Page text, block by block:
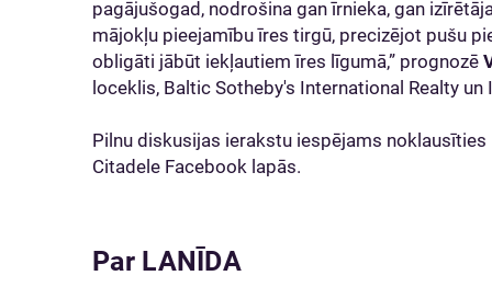
pagājušogad, nodrošina gan īrnieka, gan
mājokļu pieejamību īres tirgū, precizējot pušu
obligāti jābūt iekļautiem īres līgumā,” prognozē
loceklis, Baltic Sotheby's International Realty
Pilnu diskusijas ierakstu iespējams
Citadele Facebook lapās.
Par LANĪDA